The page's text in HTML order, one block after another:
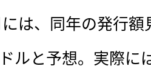
は、同年の発行
ルと予想。実際に